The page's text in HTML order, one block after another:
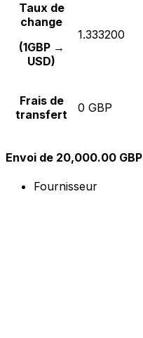
Taux de
change
(1GBP →
USD)
1.333200
Frais de
transfert
0 GBP
Envoi de 20,000.00 GBP
Fournisseur